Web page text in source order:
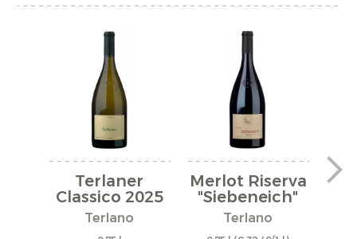
Terlaner
Classico 2025
Terlano
Merlot Riserva
"Siebeneich"
2023
Terlano